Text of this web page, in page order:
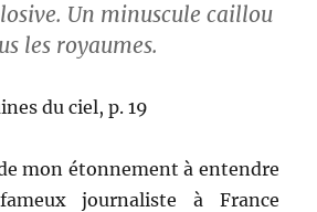
Un minuscule caillou
les royaumes.
du ciel, p. 19
mon étonnement à entendre
journaliste à France